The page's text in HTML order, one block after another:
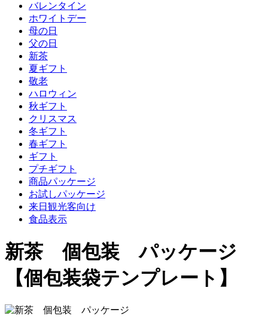
バレンタイン
ホワイトデー
母の日
父の日
新茶
夏ギフト
敬老
ハロウィン
秋ギフト
クリスマス
冬ギフト
春ギフト
ギフト
プチギフト
商品パッケージ
お試しパッケージ
来日観光客向け
食品表示
新茶 個包装 パッケージ
【個包装袋テンプレート】